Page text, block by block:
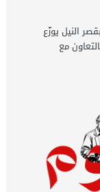
النيل يوزّع
مع